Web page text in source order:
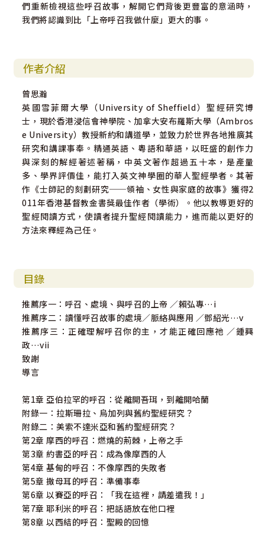
們重新檢視這些呼召故事，解開它們背後更豐富的意涵時，
我們將認識到比「上帝呼召我做什麼」更大的事。
作者介紹
曾思瀚
英國雪菲爾大學（University of Sheffield）聖經研究博
士，現於香港浸信會神學院、加拿大安布羅斯大學（Ambros
e University）教授新約和講道學，並致力於世界各地推廣其
研究和講課事奉。精通英語、粵語和華語，以旺盛的創作力
與深刻的解經著述著稱，中英文著作超過五十本，是產量
多、學界評價佳，能打入英文神學圈的華人聖經學者。其著
作《士師記的刻劃研究──領袖、女性與家庭的故事》獲得2
011年香港基督教金書獎最佳作者（學術）。他以教導更好的
聖經閱讀方式，使讀者提升聖經閱讀能力，進而能以更好的
方法來釋經為己任。
目錄
推薦序一：呼召、處境、與呼召的上帝 ／賴弘專…i
推薦序二：讀懂呼召故事的處境／脈絡與應用 ／鄧紹光…v
推薦序三：正確理解呼召你的主，才能正確回應祂 ／鍾興
政…vii
致謝
導言
第1章 亞伯拉罕的呼召：從離開吾珥，到離開哈蘭
附錄一：拉斯珊拉、烏加列與舊約聖經研究？
附錄二：美索不達米亞和舊約聖經研究？
第2章 摩西的呼召：燃燒的荊棘，上帝之手
第3章 約書亞的呼召：成為像摩西的人
第4章 基甸的呼召：不像摩西的失敗者
第5章 撒母耳的呼召：準備事奉
第6章 以賽亞的呼召：「我在這裡，請差遣我！」
第7章 耶利米的呼召：把話語放在他口裡
第8章 以西結的呼召：聖殿的回憶